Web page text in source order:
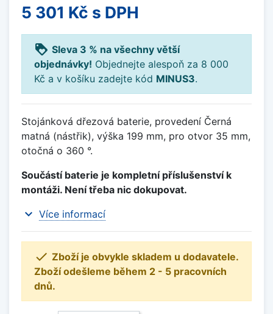
5 301 Kč s DPH
loyalty Sleva 3 % na všechny větší
objednávky! Objednejte alespoň za 8 000
Kč a v košíku zadejte kód MINUS3.
Stojánková dřezová baterie, provedení Černá
matná (nástřik), výška 199 mm, pro otvor 35 mm,
otočná o 360 °.
Součástí baterie je kompletní příslušenství k
montáži. Není třeba nic dokupovat.
expand_more Více informací
 Zboží je obvykle skladem u dodavatele.
Zboží odešleme během 2 - 5 pracovních
dnů.